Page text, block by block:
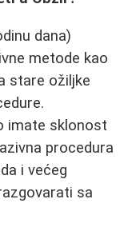
dana)
metode kao
stare ožiljke
imate sklonost
procedura
i većeg
sa